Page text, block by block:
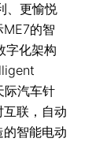
、更愉悦
的智
字化架构
汽车针
联，自动
智能电动